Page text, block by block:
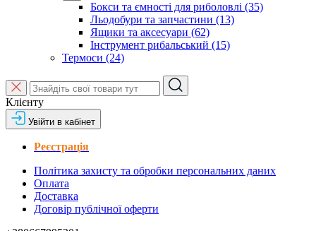
Бокси та ємності для риболовлі (35)
Льодобури та запчастини (13)
Ящики та аксесуари (62)
Інструмент рибальський (15)
Термоси (24)
Клієнту
Увійти в кабінет
Реєстрація
Політика захисту та обробки персональних даних
Оплата
Доставка
Договір публічної оферти